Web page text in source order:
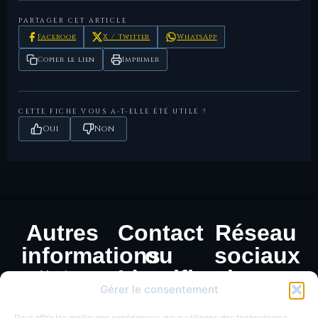
Gérer le consentement
PARTAGER CET ARTICLE
Facebook X / Twitter WhatsApp
Copier le lien Imprimer
CETTE FICHE VOUS A-T-ELLE ÉTÉ UTILE ?
Oui Non
Autres
informations
Mentions
Contact
ou
Identification
de
Réseau
sociaux